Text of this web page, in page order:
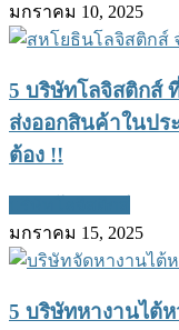
มกราคม 10, 2025
5 บริษัทโลจิสติกส์
ส่งออกสินค้าในปร
ต้อง !!
มกราคม 15, 2025
5 บริษัทหางานไต้